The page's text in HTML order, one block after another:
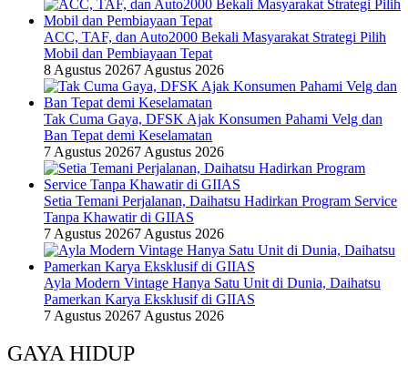
ACC, TAF, dan Auto2000 Bekali Masyarakat Strategi Pilih
Mobil dan Pembiayaan Tepat
8 Agustus 20267 Agustus 2026
Tak Cuma Gaya, DFSK Ajak Konsumen Pahami Velg dan
Ban Tepat demi Keselamatan
7 Agustus 20267 Agustus 2026
Setia Temani Perjalanan, Daihatsu Hadirkan Program Service
Tanpa Khawatir di GIIAS
7 Agustus 20267 Agustus 2026
Ayla Modern Vintage Hanya Satu Unit di Dunia, Daihatsu
Pamerkan Karya Eksklusif di GIIAS
7 Agustus 20267 Agustus 2026
GAYA HIDUP